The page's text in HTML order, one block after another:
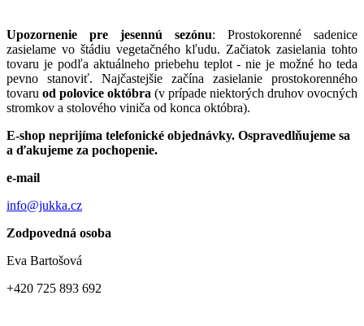
Upozornenie pre jesennú sezónu: Prostokorenné sadenice
zasielame vo štádiu vegetačného kľudu. Začiatok zasielania tohto
tovaru je podľa aktuálneho priebehu teplot - nie je možné ho teda
pevno stanoviť. Najčastejšie začína zasielanie prostokorenného
tovaru od polovice októbra (v prípade niektorých druhov ovocných
stromkov a stolového viniča od konca októbra).
E-shop neprijíma telefonické objednávky. Ospravedlňujeme sa
a ďakujeme za pochopenie.
e-mail
info@jukka.cz
Zodpovedná osoba
Eva Bartošová
+420 725 893 692